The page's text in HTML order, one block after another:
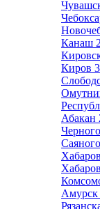
Канаш 2
Киров
Абакан
Амурск